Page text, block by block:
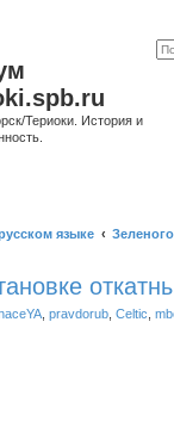
Териоки. История и
языке
pravdorub Celtic